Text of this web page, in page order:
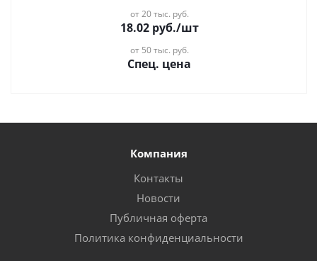
от 20 тыс. руб.
18.02руб./шт
от 50 тыс. руб.
Спец. цена
Компания
Контакты
Новости
Публичная оферта
Политика конфиденциальности